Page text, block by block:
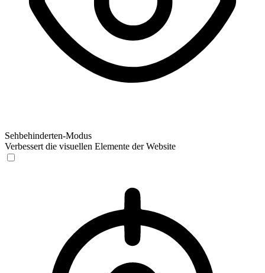
Sehbehinderten-Modus
Verbessert die visuellen Elemente der Website